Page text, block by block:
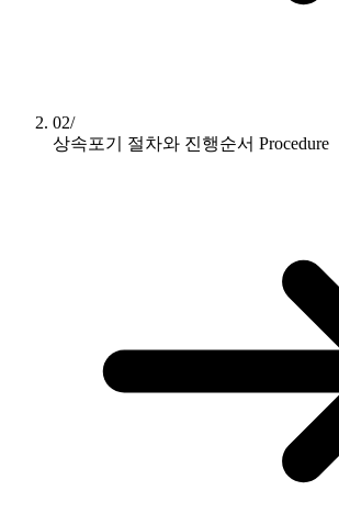
02/
상속포기 절차와 진행순서 Procedure